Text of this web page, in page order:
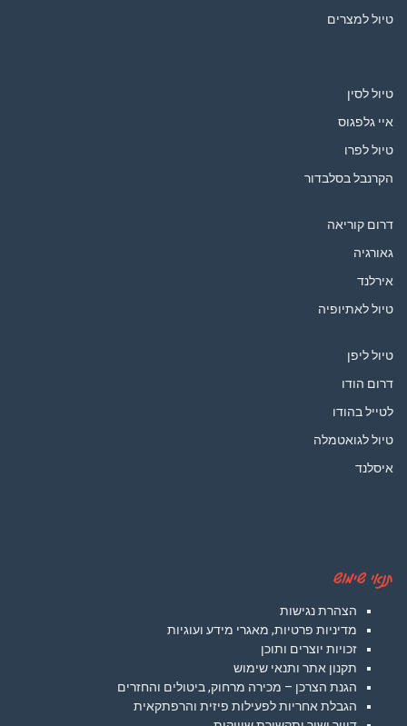
טיול למצרים
טיול לסין
איי גלפגוס
טיול לפרו
הקרנבל בסלבדור
דרום קוריאה
גאורגיה
אירלנד
טיול לאתיופיה
טיול ליפן
דרום הודו
לטייל בהודו
טיול לגואטמלה
איסלנד
תנאי שימוש
הצהרת נגישות
מדיניות פרטיות, מאגרי מידע ועוגיות
זכויות יוצרים ותוכן
תקנון אתר ותנאי שימוש
הגנת הצרכן – מכירה מרחוק, ביטולים והחזרים
הגבלת אחריות לפעילות פיזית והרפתקאית